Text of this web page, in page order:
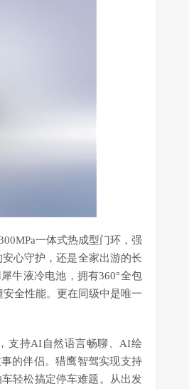
一体式热成型门环，强
心守护，还是全家出游的长
牛液冷电池，拥有360°全包
全性能。更在同级中是唯一
支持AI自然语言畅聊、AI绘
的伴侣。猎鹰智驾实现支持
轻松搞定停车难题。从出发